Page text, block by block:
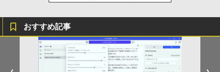
おすすめ記事